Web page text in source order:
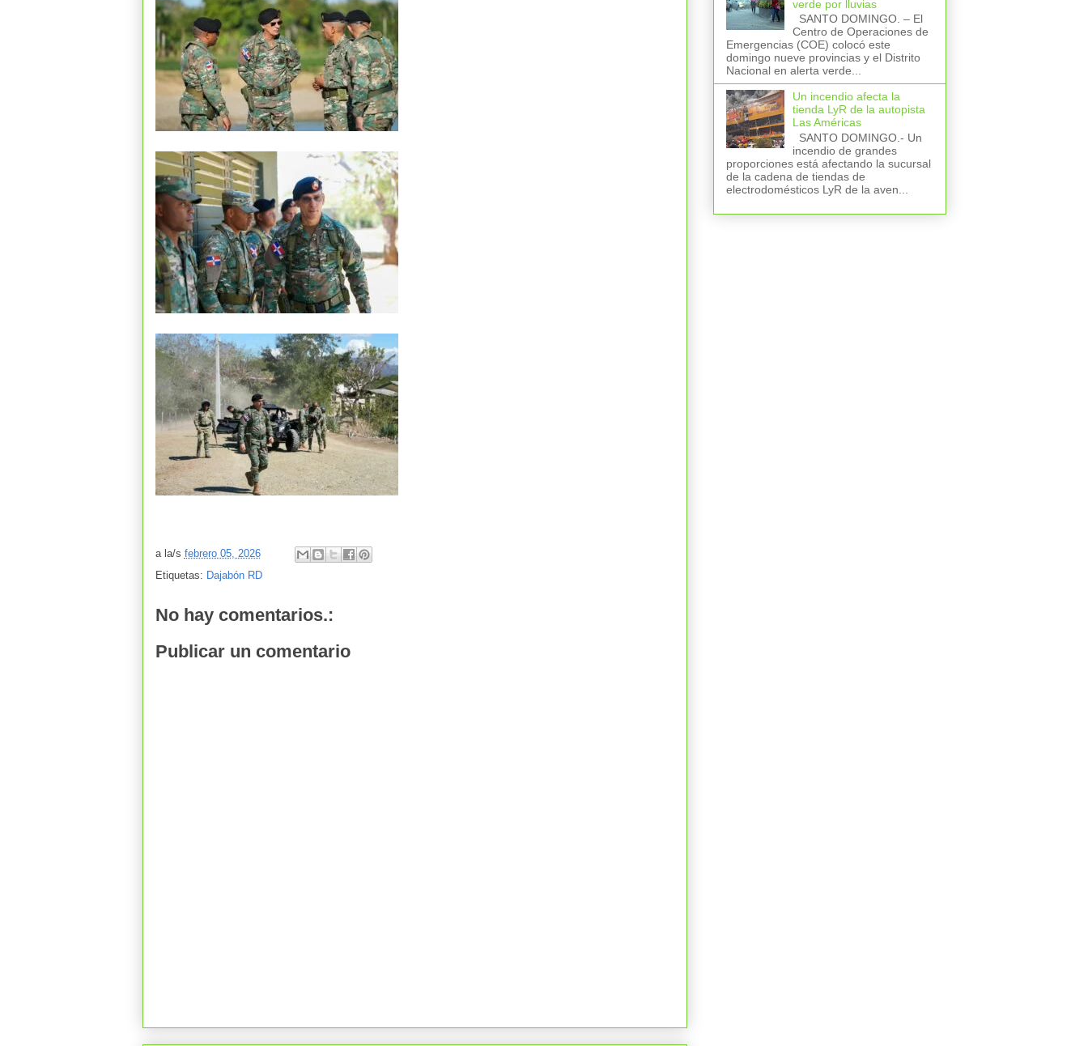
a la/s febrero 05, 2026
Etiquetas: Dajabón RD
No hay comentarios.:
Publicar un comentario
verde por lluvias
SANTO DOMINGO. – El
Centro de Operaciones de
Emergencias (COE) colocó este
domingo nueve provincias y el Distrito
Nacional en alerta verde...
Un incendio afecta la
tienda LyR de la autopista
Las Américas
SANTO DOMINGO.- Un
incendio de grandes
proporciones está afectando la sucursal
de la cadena de tiendas de
electrodomésticos LyR de la aven...